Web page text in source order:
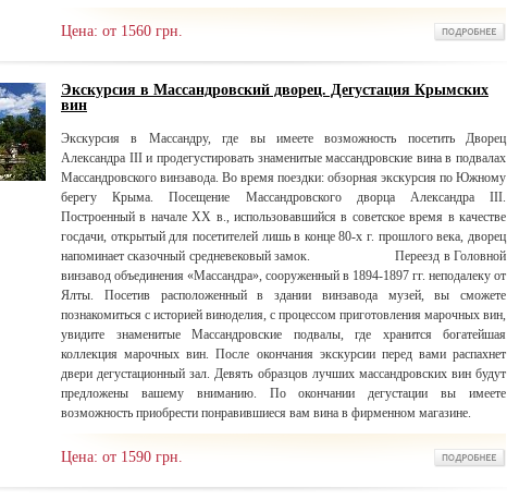
Цена: от 1560 грн.
Экскурсия в Массандровский дворец. Дегустация Крымских
вин
Экскурсия в Массандру, где вы имеете возможность посетить Дворец
Александра III и продегустировать знаменитые массандровские вина в подвалах
Массандровского винзавода. Во время поездки: обзорная экскурсия по Южному
берегу Крыма. Посещение Массандровского дворца Александра III.
Построенный в начале XX в., использовавшийся в советское время в качестве
госдачи, открытый для посетителей лишь в конце 80-х г. прошлого века, дворец
напоминает сказочный средневековый замок. Переезд в Головной
винзавод объединения «Массандра», сооруженный в 1894-1897 гг. неподалеку от
Ялты. Посетив расположенный в здании винзавода музей, вы сможете
познакомиться с историей виноделия, с процессом приготовления марочных вин,
увидите знаменитые Массандровские подвалы, где хранится богатейшая
коллекция марочных вин. После окончания экскурсии перед вами распахнет
двери дегустационный зал. Девять образцов лучших массандровских вин будут
предложены вашему вниманию. По окончании дегустации вы имеете
возможность приобрести понравившиеся вам вина в фирменном магазине.
Цена: от 1590 грн.